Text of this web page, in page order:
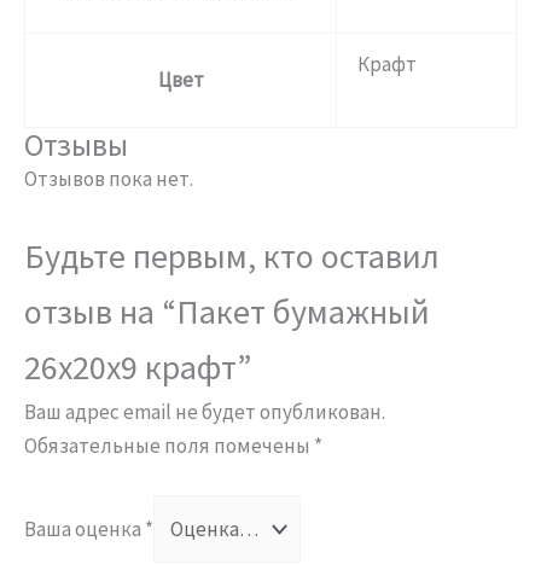
Цвет
Крафт
Отзывы
Отзывов пока нет.
Будьте первым, кто оставил
отзыв на “Пакет бумажный
26х20х9 крафт”
Ваш адрес email не будет опубликован.
Обязательные поля помечены *
Ваша оценка *